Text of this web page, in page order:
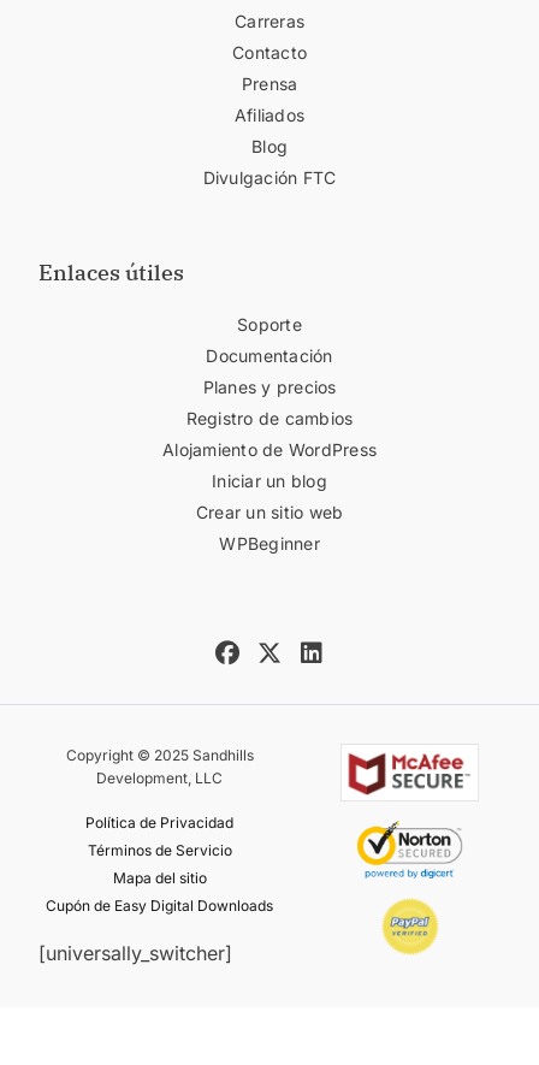
Carreras
Contacto
Prensa
Afiliados
Blog
Divulgación FTC
Enlaces útiles
Soporte
Documentación
Planes y precios
Registro de cambios
Alojamiento de WordPress
Iniciar un blog
Crear un sitio web
WPBeginner
Copyright © 2025 Sandhills
Development, LLC
Política de Privacidad
Términos de Servicio
Mapa del sitio
Cupón de Easy Digital Downloads
[universally_switcher]